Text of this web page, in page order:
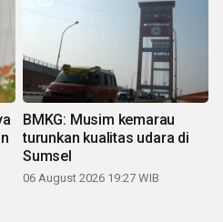
BMKG: Musim kemarau
turunkan kualitas udara di
Sumsel
06 August 2026 19:27 WIB